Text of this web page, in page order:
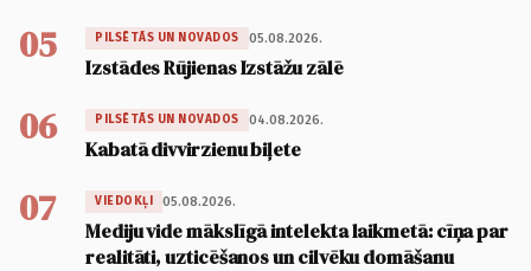
05 PILSĒTĀS UN NOVADOS 05.08.2026.
Izstādes Rūjienas Izstāžu zālē
06 PILSĒTĀS UN NOVADOS 04.08.2026.
Kabatā divvirzienu biļete
07 VIEDOKĻI 05.08.2026.
Mediju vide mākslīgā intelekta laikmetā: cīņa par
realitāti, uzticēšanos un cilvēku domāšanu